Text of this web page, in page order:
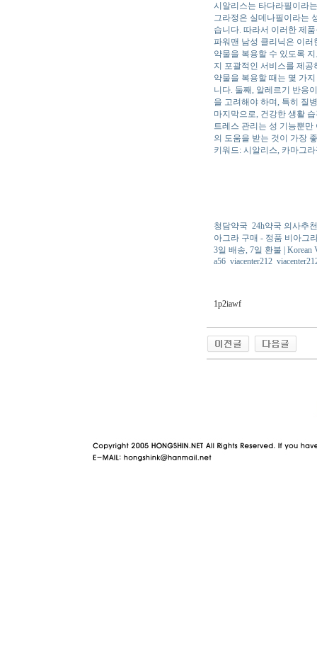
시알리스는 타다라필이라
그라정은 실데나필이라는
습니다. 따라서 이러한 제
파워맨 남성 클리닉은 이
약물을 복용할 수 있도록
지 포괄적인 서비스를 제공
약물을 복용할 때는 몇 가
니다. 둘째, 알레르기 반응
을 고려해야 하며, 특히 질
마지막으로, 건강한 생활
트레스 관리는 성 기능뿐
의 도움을 받는 것이 가장
키워드: 시알리스, 카마그
청담약국 24h약국 의사추
아그라 구매 - 정품 비아그
3일 배송, 7일 환불 | Korean
a56 viacenter212
1p2iawf